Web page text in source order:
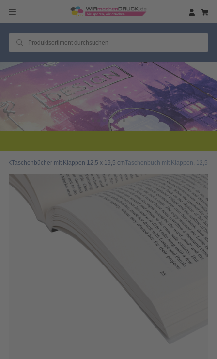
Taschenbücher mit Klappen 12,5 x 19,5 cmTaschenbuch mit Klappen, 12,5 x